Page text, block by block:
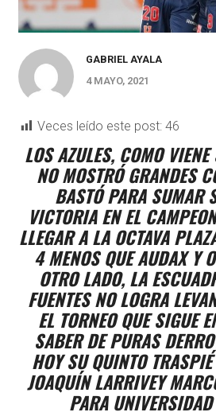
GABRIEL AYALA
4 MAYO, 2021
Veces leído este post: 46
LOS AZULES, COMO
NO MOSTRÓ GRANDES
BASTÓ PARA SUMAR
VICTORIA EN EL
LLEGAR A LA OCTAVA
4 MENOS QUE AUDAX Y
OTRO LADO, LA
FUENTES NO LOGRA
EL TORNEO QUE SIGUE
SABER DE PURAS
HOY SU QUINTO
JOAQUÍN LARRIVEY
PARA